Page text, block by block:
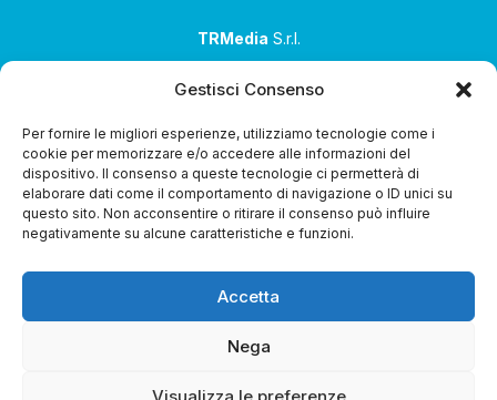
Gestisci Consenso
Per fornire le migliori esperienze, utilizziamo tecnologie come i
cookie per memorizzare e/o accedere alle informazioni del
dispositivo. Il consenso a queste tecnologie ci permetterà di
elaborare dati come il comportamento di navigazione o ID unici su
questo sito. Non acconsentire o ritirare il consenso può influire
negativamente su alcune caratteristiche e funzioni.
Accetta
Nega
Visualizza le preferenze
TRMedia S.r.l.
coordinamento da parte di Coop Alleanza 3.0 Soc. Coop.
Sede legale: via Ragazzi del ’99 nr. 51 42124 Reggio Emilia
(RE)
P.Iva 00651840365
Home i Programmi Diretta Streaming Guida TV
Chi
Gerenza